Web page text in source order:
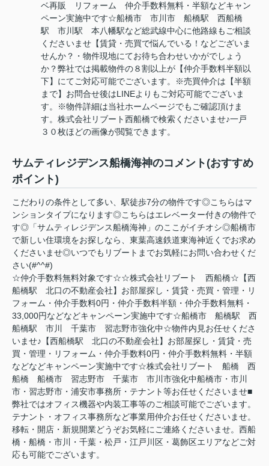
ベ再販 リフォーム 仲介手数料無料・半額などキャン
ペーン実施中です☆船橋市 市川市 船橋駅 西船橋
駅 市川駅 本八幡駅など総武線中心に他路線もご相談
くださいませ【賃貸・売買で悩んでいる！などございま
せんか？・物件現地にてお待ち合わせいかがでしょう
か？弊社では掲載物件の８割以上が【仲介手数料半額以
下】にてご対応可能でございます。※売買仲介は【半額
まで】お問合せ後はLINEよりもご対応可能でございま
す。※物件詳細は当社ホームページでもご確認頂けま
す。株式会社リブート西船橋で検索くださいませ♪一戸
３０枚ほどの画像が閲覧できます。
サムティレジデンス船橋海神のコメント(おすすめ
ポイント)
こだわりの条件として多い、駅徒歩7分の物件です◎こちらはマ
ンションタイプになります◎こちらはエレベーター付きの物件で
す◎「サムティレジデンス船橋海神」のここがイチオシ◎船橋市
で新しい住環境をお探しなら、東葉高速鉄道東海神近くでお求め
くださいませ◎いつでもリブートまでお気軽にお問い合わせくだ
さい(#^^#)
☆仲介手数料無料対象です☆☆株式会社リブート 西船橋☆【西
船橋駅 北口の不動産会社】お部屋探し・賃貸・売買・管理・リ
フォーム・仲介手数料0円・仲介手数料半額・仲介手数料無料・
33,000円などなどキャンペーン実施中です☆船橋市 船橋駅 西
船橋駅 市川 千葉市 習志野市強化中☆物件内見お任せくださ
いませ♪【西船橋駅 北口の不動産会社】お部屋探し・賃貸・売
買・管理・リフォーム・仲介手数料0円・仲介手数料無料・半額
などなどキャンペーン実施中です☆株式会社リブート 船橋 西
船橋 船橋市 習志野市 千葉市 市川市強化中船橋市・市川
市・習志野市・浦安市事務所・テナント等お任せくださいませ■
弊社ではオフィス機器や内装工事等のご相談可能でございます。
テナント・オフィス事務所など事業用仲介お任せくださいませ。
移転・開店・新規開業どうぞお気軽にご連絡くださいませ。西船
橋・船橋・市川・千葉・松戸・江戸川区・葛飾区エリアなどご対
応も可能でございます。